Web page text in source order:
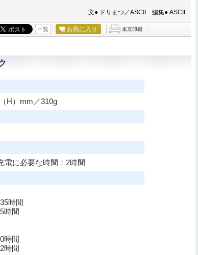
文● ドリまつ／ASCII 編集● ASCII
一覧 お気に入り
H）mm／310g
電に必要な時間：2時間
時間
時間
時間
時間